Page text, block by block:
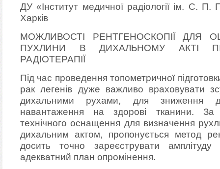
ДУ «Інститут медичної радіології ім. С. П.
Харків
МОЖЛИВОСТІ РЕНТГЕНОСКОПІЇ ДЛЯ
ПУХЛИНИ В ДИХАЛЬНОМУ АКТІ
РАДІОТЕРАПІЇ
Під час проведення топометричної
рак легенів дуже важливо враховувати
дихальними рухами, для зниження
навантаження на здорові тканини. За
технічного оснащення для визначення
дихальним актом, пропонується метод
досить точно зареєструвати амплітуду
адекватний план опромінення.